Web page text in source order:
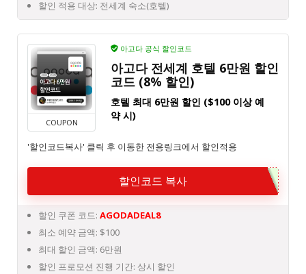
할인 적용 대상: 전세계 숙소(호텔)
COUPON
아고다 공식 할인코드
아고다 전세계 호텔 6만원 할인
코드 (8% 할인)
호텔 최대 6만원 할인 ($100 이상 예
약 시)
'할인코드복사' 클릭 후 이동한 전용링크에서 할인적용
할인코드 복사
할인 쿠폰 코드: AGODADEAL8
최소 예약 금액: $100
최대 할인 금액: 6만원
할인 프로모션 진행 기간: 상시 할인